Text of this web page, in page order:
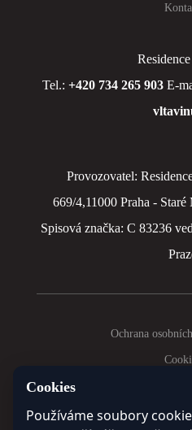
Tel.: +420 734 265 903 E-
Provozovatel:
669/4,11000 Praha -
Spisová značka: C 83236
Ochrana
Cookies
Používáme soubory